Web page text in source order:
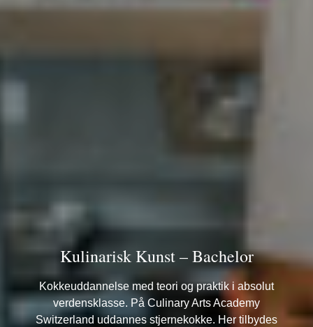
Kulinarisk Kunst – Bachelor
Kokkeuddannelse med teori og praktik i absolut
verdensklasse. På Culinary Arts Academy
Switzerland uddannes stjernekokke. Her tilbydes